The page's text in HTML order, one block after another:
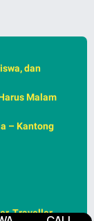
dan
Malam
– Kantong
Traveller,